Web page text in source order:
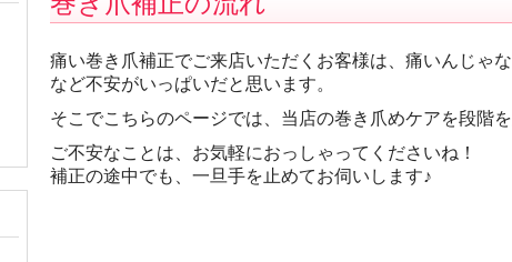
痛い巻き爪補正でご来店いただくお客様は、痛いんじゃ
など不安がいっぱいだと思います。
そこでこちらのページでは、当店の巻き爪めケアを段階
ご不安なことは、お気軽におっしゃってくださいね！
補正の途中でも、一旦手を止めてお伺いします♪